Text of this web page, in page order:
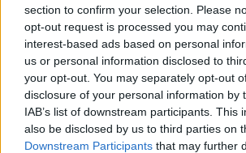
section to confirm your selection. Please
opt-out request is processed you may
interest-based ads based on personal
us or personal information disclosed to
your opt-out. You may separately opt-out
disclosure of your personal information by
IAB’s list of downstream participants. This
also be disclosed by us to third parties on
Downstream Participants that may further
Τι άλλο να κάνετε
«Αν και η υγιεινή διατροφή
για την υγεία των ματιών, δεν
μοναδική παράμετρο του
πρέπει να προσέχουμε»,
Κανελλόπουλος.